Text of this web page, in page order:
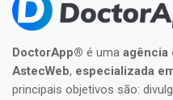
DoctorApp® é uma agência
AstecWeb, especializada
principais objetivos são: